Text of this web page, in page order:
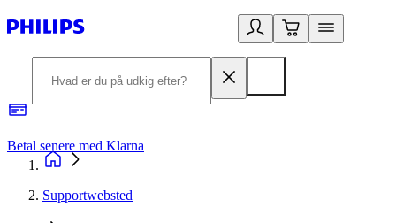
Betal senere med Klarna
Supportwebsted